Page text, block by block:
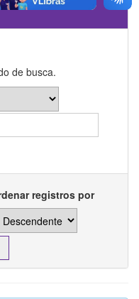
de busca.
registros por